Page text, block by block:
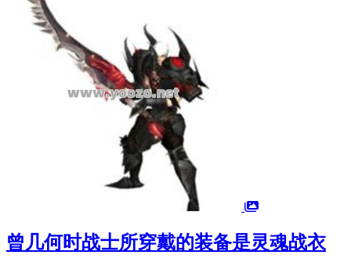
曾几何时战士所穿戴的装备是灵魂战衣